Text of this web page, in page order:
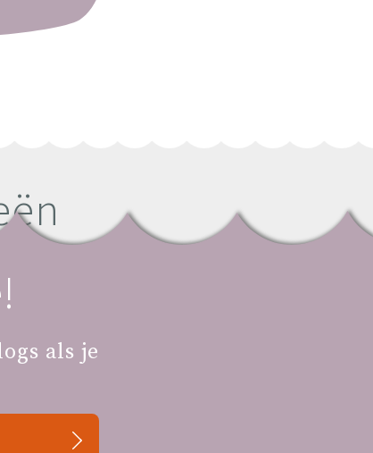
wordt ouder
als je